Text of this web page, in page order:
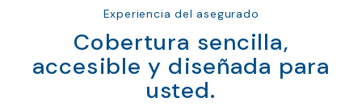
Experiencia del asegurado
Cobertura sencilla,
accesible y diseñada para
usted.